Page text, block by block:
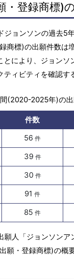
・登録商標)
ジョンソンの過去5
商標)の出願件数は
とにより、ジョンソ
ィビティを確認す
(2020-2025年)の
件数
56 件
39 件
30 件
91 件
85 件
願人「ジョンソンア
願・登録商標)の概